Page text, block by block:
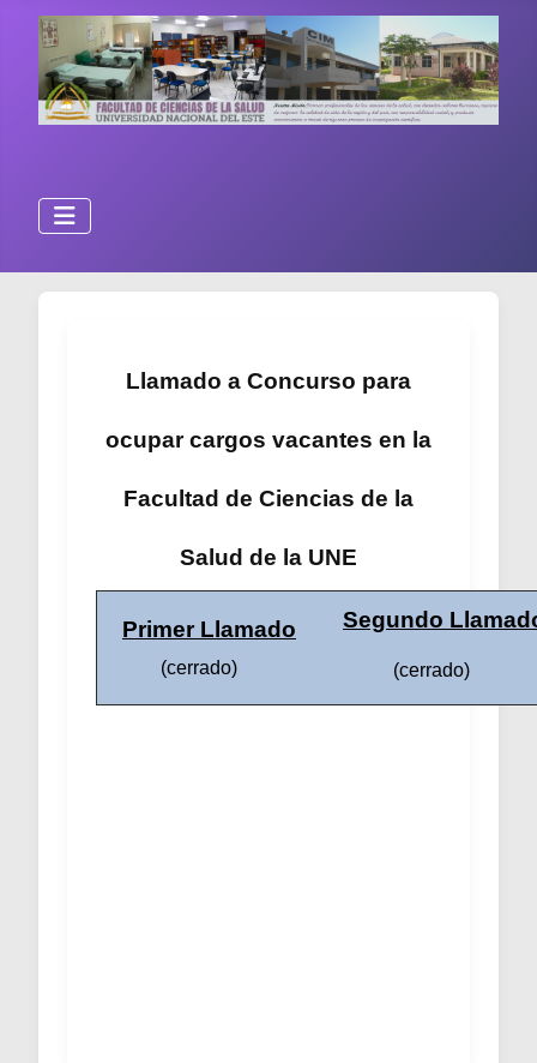
Llamado a Concurso para
ocupar cargos vacantes en la
Facultad de Ciencias de la
Salud de la UNE
Primer Llamado
(cerrado)
Segundo
(cerrado)